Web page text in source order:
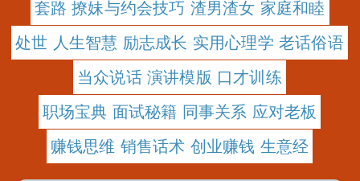
套路 撩妹与约会技巧 渣男渣女 家庭和睦
处世 人生智慧 励志成长 实用心理学 老话俗语
当众说话 演讲模版 口才训练
职场宝典 面试秘籍 同事关系 应对老板
赚钱思维 销售话术 创业赚钱 生意经